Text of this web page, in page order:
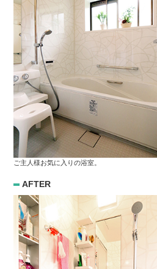
ご主人様お気に入りの浴室。
AFTER